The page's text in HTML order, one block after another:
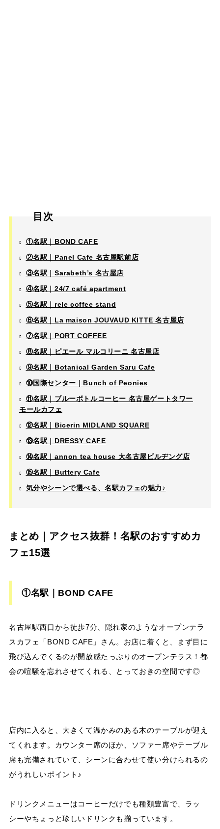
目次
①名駅｜BOND CAFE
②名駅｜Panel Cafe 名古屋駅前店
③名駅｜Sarabeth’s 名古屋店
④名駅｜24/7 café apartment
⑤名駅｜rele coffee stand
⑥名駅｜La maison JOUVAUD KITTE 名古屋店
⑦名駅｜PORT COFFEE
⑧名駅｜ピエール マルコリーニ 名古屋店
⑨名駅｜Botanical Garden Saru Cafe
⑩国際センター｜Bunch of Peonies
⑪名駅｜ブルーボトルコーヒー 名古屋ゲートタワー
モールカフェ
⑫名駅｜Bicerin MIDLAND SQUARE
⑬名駅｜DRESSY CAFE
⑭名駅｜annon tea house 大名古屋ビルヂング店
⑮名駅｜Buttery Cafe
気分やシーンで選べる、名駅カフェの魅力♪
まとめ｜アクセス抜群！名駅のおすすめカ
フェ15選
①名駅｜BOND CAFE
名古屋駅西口から徒歩7分、隠れ家のようなオープンテラ
スカフェ「BOND CAFE」さん。お店に着くと、まず目に
飛び込んでくるのが開放感たっぷりのオープンテラス！都
会の喧騒を忘れさせてくれる、とっておきの空間です◎
店内に入ると、大きくて温かみのある木のテーブルが迎え
てくれます。カウンター席のほか、ソファー席やテーブル
席も完備されていて、シーンに合わせて使い分けられるの
がうれしいポイント♪
ドリンクメニューはコーヒーだけでも種類豊富で、ラッ
シーやちょっと珍しいドリンクも揃っています。